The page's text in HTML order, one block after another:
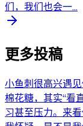
们，我们也会一...
更多投稿
小鱼刺很高兴遇
棉花糖，其实“看
习甚至压力。来